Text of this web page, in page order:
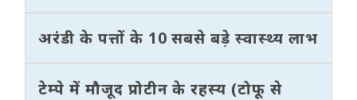
अरंडी के पत्तों के 10 सबसे बड़े स्वास्थ्य लाभ
टेम्पे में मौजूद प्रोटीन के रहस्य (टोफू से